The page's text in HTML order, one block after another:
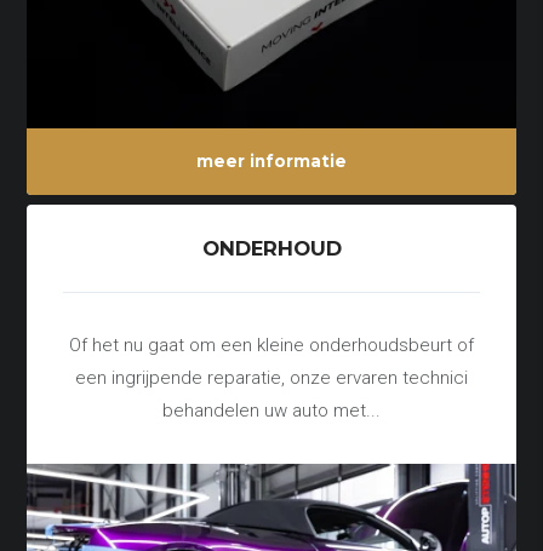
meer informatie
ONDERHOUD
Of het nu gaat om een kleine onderhoudsbeurt of
een ingrijpende reparatie, onze ervaren technici
behandelen uw auto met...